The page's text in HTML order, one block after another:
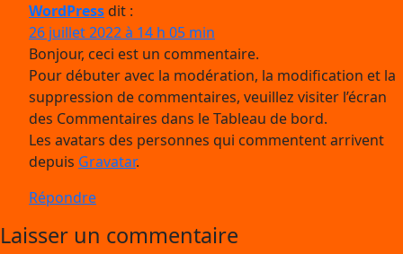
WordPressdit :
26 juillet 2022 à 14 h 05 min
Bonjour, ceci est un commentaire.
Pour débuter avec la modération, la modification et la
suppression de commentaires, veuillez visiter l’écran
des Commentaires dans le Tableau de bord.
Les avatars des personnes qui commentent arrivent
depuis Gravatar.
Répondre
Laisser un commentaire